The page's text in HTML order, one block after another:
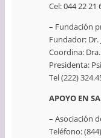
Cel: 044 22 21
– Fundación
Fundador: Dr.
Coordina:
Presidenta:
Tel (222)
APOYO EN
– Asociación
Teléfono: